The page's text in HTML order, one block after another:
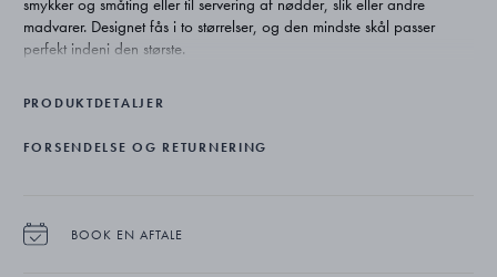
madvarer. Designet fås i to størrelser, og den mindste skål passer
perfekt indeni den største.
PRODUKTDETALJER
FORSENDELSE OG RETURNERING
BOOK EN AFTALE